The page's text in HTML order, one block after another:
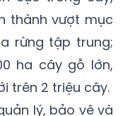
thành vượt mục
rừng tập trung;
ha cây gỗ lớn,
trên 2 triệu cây.
lý, bảo vệ và